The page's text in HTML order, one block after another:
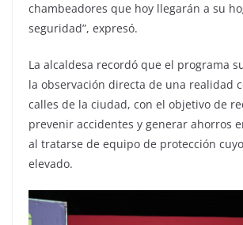
chambeadores que hoy llegarán a su
seguridad”, expresó.
La alcaldesa recordó que el programa
la observación directa de una realidad
calles de la ciudad, con el objetivo de
prevenir accidentes y generar ahorros
al tratarse de equipo de protección
elevado.